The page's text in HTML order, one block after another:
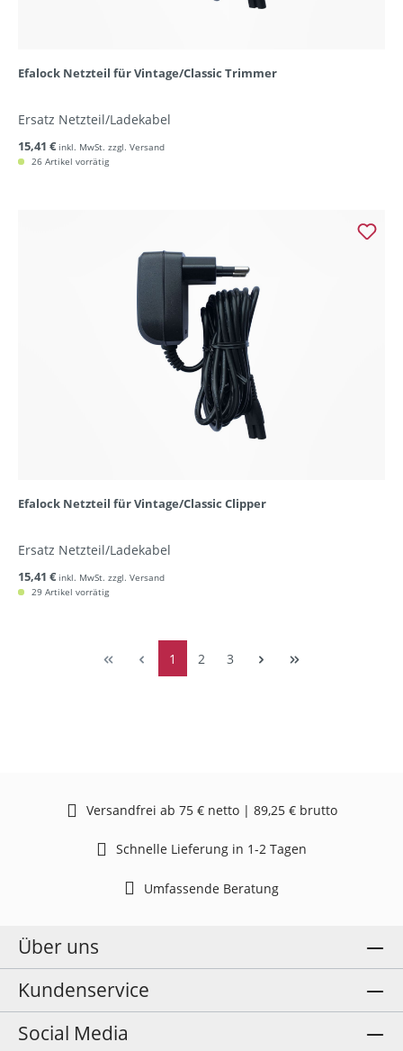
Efalock Netzteil für Vintage/Classic Trimmer
Ersatz Netzteil/Ladekabel
15,41 € inkl. MwSt. zzgl. Versand
26 Artikel vorrätig
Efalock Netzteil für Vintage/Classic Clipper
Ersatz Netzteil/Ladekabel
15,41 € inkl. MwSt. zzgl. Versand
29 Artikel vorrätig
1 2 3
Versandfrei ab 75 € netto | 89,25 € brutto
Schnelle Lieferung in 1-2 Tagen
Umfassende Beratung
Über uns
Kundenservice
Social Media